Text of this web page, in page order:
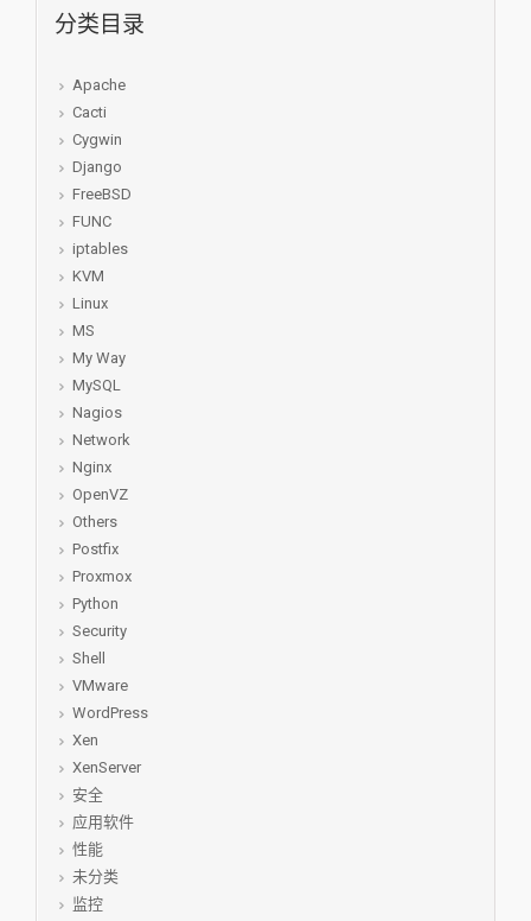
分类目录
Apache
Cacti
Cygwin
Django
FreeBSD
FUNC
iptables
KVM
Linux
MS
My Way
MySQL
Nagios
Network
Nginx
OpenVZ
Others
Postfix
Proxmox
Python
Security
Shell
VMware
WordPress
Xen
XenServer
安全
应用软件
性能
未分类
监控